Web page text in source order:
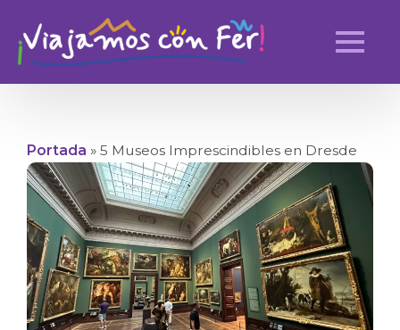
Portada » 5 Museos Imprescindibles en Dresde